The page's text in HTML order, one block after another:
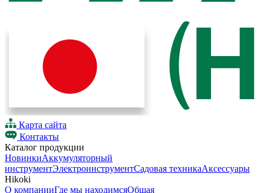
Карта сайта
Контакты
Каталог продукции
НовинкиАккумуляторный
инструментЭлектроинструментСадовая техникаАксессуары
Hikoki
О компанииГде мы находимсяОбщая